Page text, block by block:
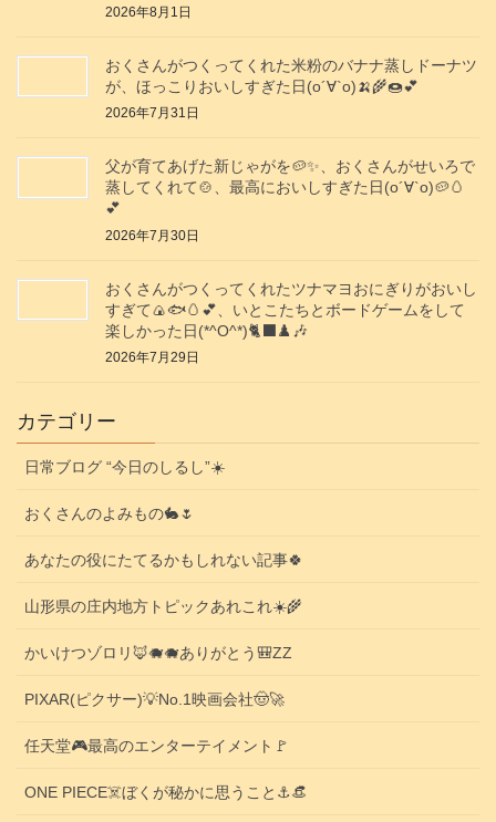
2026年8月1日
おくさんがつくってくれた米粉のバナナ蒸しドーナツ
が、ほっこりおいしすぎた日(о´∀`о)🍌🌾🍩💕
2026年7月31日
父が育てあげた新じゃがを🥔✨️、おくさんがせいろで
蒸してくれて🍲、最高においしすぎた日(о´∀`о)🥔🥚
💕
2026年7月30日
おくさんがつくってくれたツナマヨおにぎりがおいし
すぎて🍙🐟️🥚💕、いとこたちとボードゲームをして
楽しかった日(*^O^*)🐈‍⬛♟️🎶
2026年7月29日
カテゴリー
日常ブログ “今日のしるし”☀️
おくさんのよみもの🐇🌷
あなたの役にたてるかもしれない記事🍀
山形県の庄内地方トピックあれこれ☀️🌾
かいけつゾロリ🦊🐗🐗ありがとう🎒ZZ
PIXAR(ピクサー)💡No.1映画会社🤠🚀
任天堂🎮️最高のエンターテイメント🚩
ONE PIECE☠️ぼくが秘かに思うこと⚓️👒